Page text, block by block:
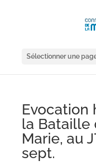
Sélectionner une
Evocation
la Bataille
Marie, au
sept.